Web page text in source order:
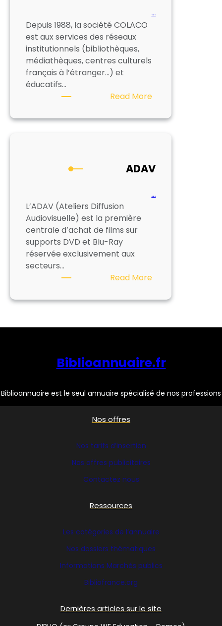
…
Depuis 1988, la société COLACO
est aux services des réseaux
institutionnels (bibliothèques,
médiathèques, centres culturels
français à l’étranger…) et
éducatifs…
Read More:
ADAV
…
L’ADAV (Ateliers Diffusion
Audiovisuelle) est la première
centrale d’achat de films sur
supports DVD et Blu-Ray
réservée exclusivement aux
secteurs…
Read More:
Biblioannuaire.fr
Biblioannuaire est le seul annuaire spécialisé de nos professions
Nos offres
Nos tarifs d’insertion
Nos offres publicitaires
Contactez nous
Ressources
Les catégories de l’annuaire
Nos dossiers thématiques
Informations Marchés publics
Bibliofrance.org
Dernières articles sur le site